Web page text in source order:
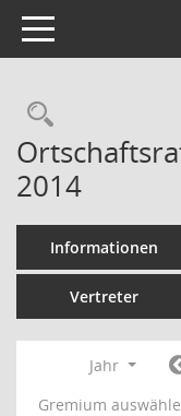
Toggle navigation
2014
Informationen
Vertreter
Jahr
Gremium